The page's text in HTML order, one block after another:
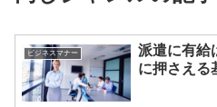
ビジネスマナー
派遣に有給
に押さえる